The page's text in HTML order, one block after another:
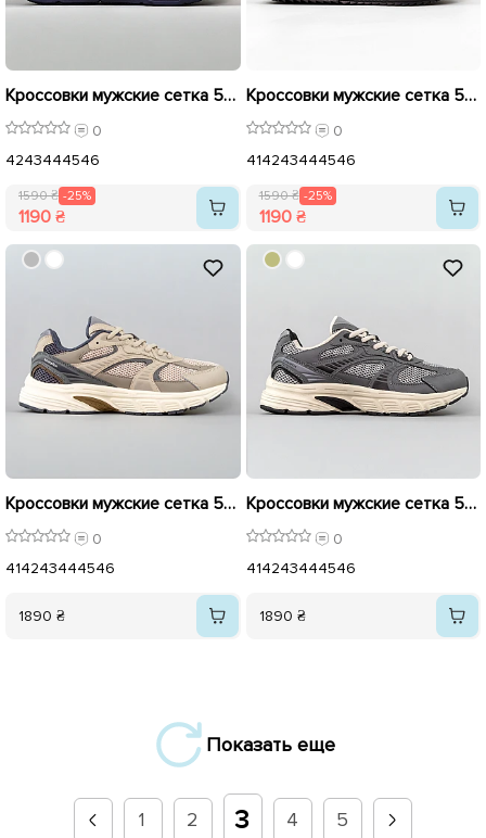
Кроссовки мужские сетка 595082 Серые распродажа
0
4243444546
1590 ₴ -25%
1190 ₴
Кроссовки мужские сетка 595079 Коричневый распродажа
0
414243444546
1590 ₴ -25%
1190 ₴
Кроссовки мужские сетка 595078 Бежевый
0
414243444546
1890 ₴
Кроссовки мужские сетка 595076 Серый
0
414243444546
1890 ₴
Показать еще
1 2 3 4 5